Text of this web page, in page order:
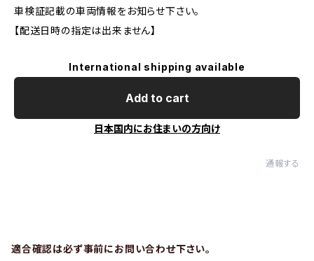
車検証記載の車両情報をお知らせ下さい。
【配送日時の指定は出来ません】
International shipping available
Add to cart
日本国内にお住まいの方向け
通報する
適合確認は必ず事前にお問い合わせ下さい。